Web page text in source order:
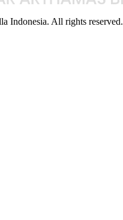
Indonesia. All rights reserved.